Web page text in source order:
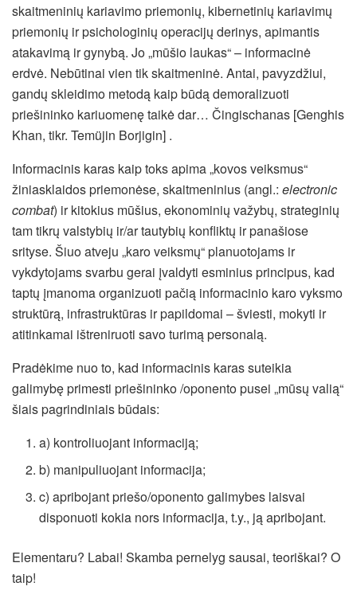
skaitmeninių kariavimo priemonių, kibernetinių kariavimų
priemonių ir psichologinių operacijų derinys, apimantis
atakavimą ir gynybą. Jo „mūšio laukas“ – informacinė
erdvė. Nebūtinai vien tik skaitmeninė. Antai, pavyzdžiui,
gandų skleidimo metodą kaip būdą demoralizuoti
priešininko kariuomenę taikė dar… Čingischanas [Genghis
Khan, tikr. Temüjin Borjigin] .
Informacinis karas kaip toks apima „kovos veiksmus“
žiniasklaidos priemonėse, skaitmeninius (angl.: electronic
combat) ir kitokius mūšius, ekonominių važybų, strateginių
tam tikrų valstybių ir/ar tautybių konfliktų ir panašiose
srityse. Šiuo atveju „karo veiksmų“ planuotojams ir
vykdytojams svarbu gerai įvaldyti esminius principus, kad
taptų įmanoma organizuoti pačią informacinio karo vyksmo
struktūrą, infrastruktūras ir papildomai – šviesti, mokyti ir
atitinkamai ištreniruoti savo turimą personalą.
Pradėkime nuo to, kad informacinis karas suteikia
galimybę primesti priešininko /oponento pusei „mūsų valią“
šiais pagrindiniais būdais:
a) kontroliuojant informaciją;
b) manipuliuojant informacija;
c) apribojant priešo/oponento galimybes laisvai
disponuoti kokia nors informacija, t.y., ją apribojant.
Elementaru? Labai! Skamba pernelyg sausai, teoriškai? O
taip!